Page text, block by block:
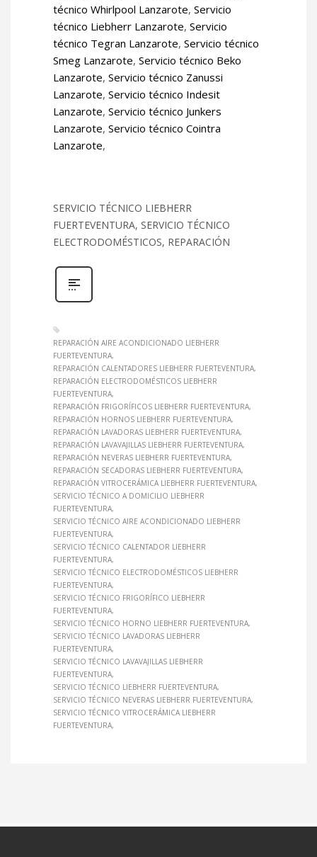
técnico Whirlpool Lanzarote, Servicio
técnico Liebherr Lanzarote, Servicio
técnico Tegran Lanzarote, Servicio técnico
Smeg Lanzarote, Servicio técnico Beko
Lanzarote, Servicio técnico Zanussi
Lanzarote, Servicio técnico Indesit
Lanzarote, Servicio técnico Junkers
Lanzarote, Servicio técnico Cointra
Lanzarote,
SERVICIO TÉCNICO LIEBHERR
FUERTEVENTURA, SERVICIO TÉCNICO
ELECTRODOMÉSTICOS, REPARACIÓN
REPARACIÓN AIRE ACONDICIONADO LIEBHERR
FUERTEVENTURA
REPARACIÓN CALENTADORES LIEBHERR FUERTEVENTURA
REPARACIÓN ELECTRODOMÉSTICOS LIEBHERR
FUERTEVENTURA
REPARACIÓN FRIGORÍFICOS LIEBHERR FUERTEVENTURA
REPARACIÓN HORNOS LIEBHERR FUERTEVENTURA
REPARACIÓN LAVADORAS LIEBHERR FUERTEVENTURA
REPARACIÓN LAVAVAJILLAS LIEBHERR FUERTEVENTURA
REPARACIÓN NEVERAS LIEBHERR FUERTEVENTURA
REPARACIÓN SECADORAS LIEBHERR FUERTEVENTURA
REPARACIÓN VITROCERÁMICA LIEBHERR FUERTEVENTURA
SERVICIO TÉCNICO A DOMICILIO LIEBHERR
FUERTEVENTURA
SERVICIO TÉCNICO AIRE ACONDICIONADO LIEBHERR
FUERTEVENTURA
SERVICIO TÉCNICO CALENTADOR LIEBHERR
FUERTEVENTURA
SERVICIO TÉCNICO ELECTRODOMÉSTICOS LIEBHERR
FUERTEVENTURA
SERVICIO TÉCNICO FRIGORÍFICO LIEBHERR
FUERTEVENTURA
SERVICIO TÉCNICO HORNO LIEBHERR FUERTEVENTURA
SERVICIO TÉCNICO LAVADORAS LIEBHERR
FUERTEVENTURA
SERVICIO TÉCNICO LAVAVAJILLAS LIEBHERR
FUERTEVENTURA
SERVICIO TÉCNICO LIEBHERR FUERTEVENTURA
SERVICIO TÉCNICO NEVERAS LIEBHERR FUERTEVENTURA
SERVICIO TÉCNICO VITROCERÁMICA LIEBHERR
FUERTEVENTURA